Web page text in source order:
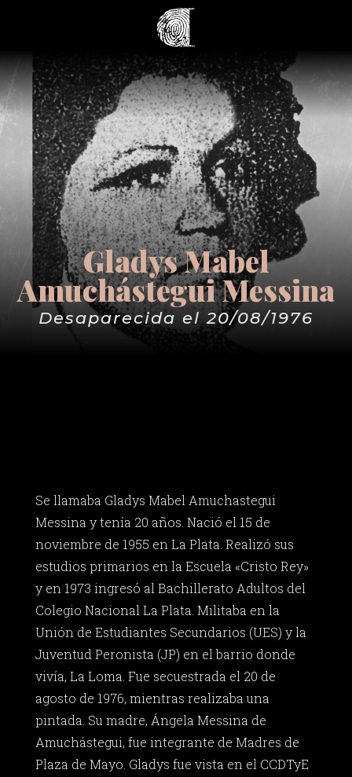
Gladys Mabel
Amuchástegui Messina
Desaparecida el 20/08/1976
Se llamaba Gladys Mabel Amuchastegui
Messina y tenía 20 años. Nació el 15 de
noviembre de 1955 en La Plata. Realizó sus
estudios primarios en la Escuela «Cristo Rey»
y en 1973 ingresó al Bachillerato Adultos del
Colegio Nacional La Plata. Militaba en la
Unión de Estudiantes Secundarios (UES) y la
Juventud Peronista (JP) en el barrio donde
vivía, La Loma. Fue secuestrada el 20 de
agosto de 1976, mientras realizaba una
pintada. Su madre, Ángela Messina de
Amuchástegui, fue integrante de Madres de
Plaza de Mayo. Gladys fue vista en el CCDTyE